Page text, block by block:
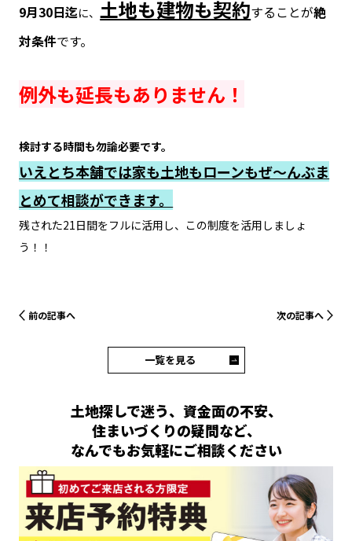
9月30日迄に、土地も建物も契約することが絶
対条件です。
例外も延長もありません！
検討する時間も勿論必要です。
いえとち本舗では家も土地もローンもぜ～んぶま
とめて相談ができます。
残された21日間をフルに活用し、この制度を活用しましょ
う！！
前の記事へ
一覧を見る
次の記事へ
土地探しで迷う、資金面の不安、
住まいづくりの疑問など、
なんでもお気軽にご相談ください